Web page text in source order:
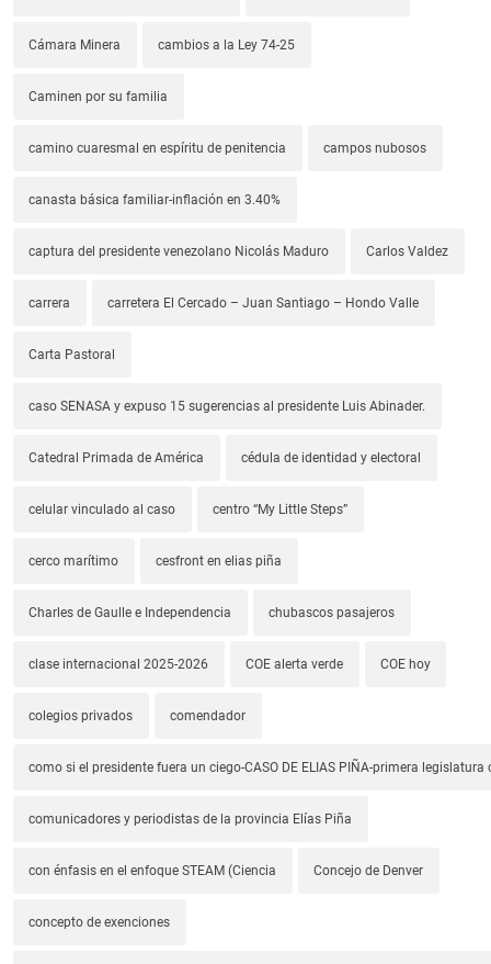
Cámara Minera cambios a la Ley 74-25
Caminen por su familia
camino cuaresmal en espíritu de penitencia campos nubosos
canasta básica familiar-inflación en 3.40%
captura del presidente venezolano Nicolás Maduro Carlos Valdez
carrera carretera El Cercado – Juan Santiago – Hondo Valle
Carta Pastoral
caso SENASA y expuso 15 sugerencias al presidente Luis Abinader.
Catedral Primada de América cédula de identidad y electoral
celular vinculado al caso centro “My Little Steps”
cerco marítimo cesfront en elias piña
Charles de Gaulle e Independencia chubascos pasajeros
clase internacional 2025-2026 COE alerta verde COE hoy
colegios privados comendador
como si el presidente fuera un ciego-CASO DE ELIAS PIÑA-primera legislatura
comunicadores y periodistas de la provincia Elías Piña
con énfasis en el enfoque STEAM (Ciencia Concejo de Denver
concepto de exenciones